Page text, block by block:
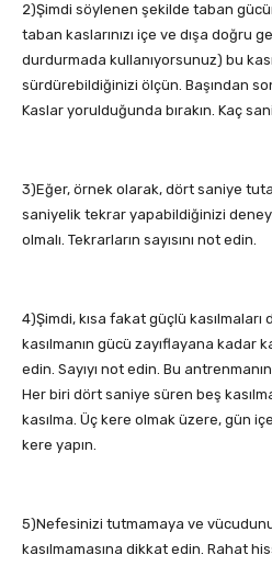
2)Şimdi söylenen şekilde taban
taban kaslarınızı içe ve dışa doğru
durdurmada kullanıyorsunuz) bu
sürdürebildiğinizi ölçün. Başından
Kaslar yorulduğunda bırakın. Kaç
3)Eğer, örnek olarak, dört saniye
saniyelik tekrar yapabildiğinizi
olmalı. Tekrarların sayısını not edin.
4)Şimdi, kısa fakat güçlü
kasılmanın gücü zayıflayana kadar
edin. Sayıyı not edin. Bu
Her biri dört saniye süren beş
kasılma. Üç kere olmak üzere, gün
kere yapın.
5)Nefesinizi tutmamaya ve
kasılmamasına dikkat edin. Rahat